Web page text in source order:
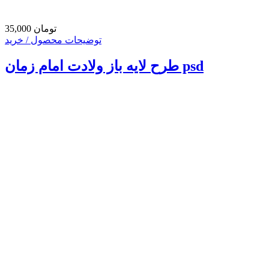
35,000 تومان
توضیحات محصول / خرید
طرح لایه باز ولادت امام زمان psd